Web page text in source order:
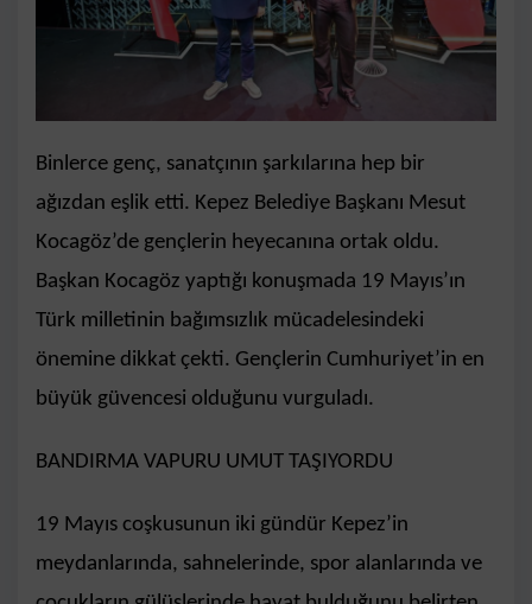
Binlerce genç, sanatçının şarkılarına hep bir
ağızdan eşlik etti. Kepez Belediye Başkanı Mesut
Kocagöz’de gençlerin heyecanına ortak oldu.
Başkan Kocagöz yaptığı konuşmada 19 Mayıs’ın
Türk milletinin bağımsızlık mücadelesindeki
önemine dikkat çekti. Gençlerin Cumhuriyet’in en
büyük güvencesi olduğunu vurguladı.
BANDIRMA VAPURU UMUT TAŞIYORDU
19 Mayıs coşkusunun iki gündür Kepez’in
meydanlarında, sahnelerinde, spor alanlarında ve